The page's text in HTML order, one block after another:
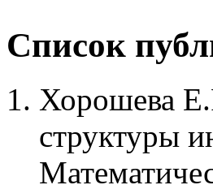
Список
Хорошева
структуры